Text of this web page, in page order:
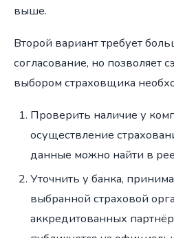
выше.
Второй вариант требует
согласование, но позволяет
выбором страховщика
Проверить наличие у
осуществление
данные можно найти в
Уточнить у банка,
выбранной страховой
аккредитованных